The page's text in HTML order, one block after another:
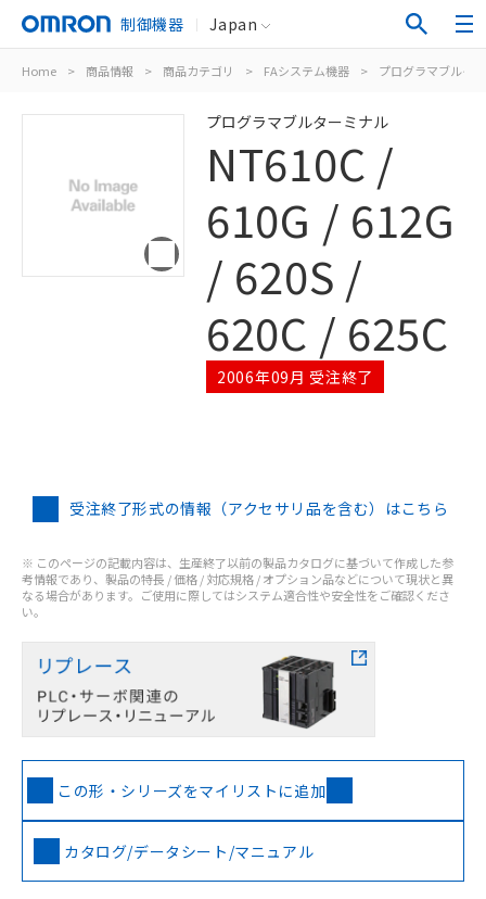
制御機器 Japan
Home > 商品情報 > 商品カテゴリ > FAシステム機器 > プログラマブルタ
プログラマブルターミナル
NT610C /
610G / 612G
/ 620S /
620C / 625C
2006年09月 受注終了
受注終了形式の情報（アクセサリ品を含む）はこちら
※ このページの記載内容は、生産終了以前の製品カタログに基づいて作成した参
考情報であり、製品の特長 / 価格 / 対応規格 / オプション品などについて現状と異
なる場合があります。ご使用に際してはシステム適合性や安全性をご確認くださ
い。
この形・シリーズをマイリストに追加
カタログ/データシート/マニュアル